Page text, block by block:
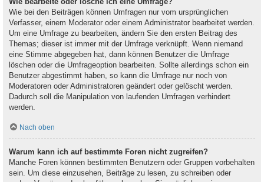
Wie bei den Beiträgen können Umfragen nur vom ursprünglichen
Verfasser, einem Moderator oder einem Administrator bearbeitet werden.
Um eine Umfrage zu bearbeiten, ändern Sie den ersten Beitrag des
Themas; dieser ist immer mit der Umfrage verknüpft. Wenn niemand
eine Stimme abgegeben hat, dann können Benutzer die Umfrage
löschen oder die Umfrageoption bearbeiten. Sollte allerdings schon ein
Benutzer abgestimmt haben, so kann die Umfrage nur noch von
Moderatoren oder Administratoren geändert oder gelöscht werden.
Dadurch soll die Manipulation von laufenden Umfragen verhindert
werden.
Nach oben
Warum kann ich auf bestimmte Foren nicht zugreifen?
Manche Foren können bestimmten Benutzern oder Gruppen vorbehalten
sein. Um diese einzusehen, Beiträge zu lesen, zu schreiben oder